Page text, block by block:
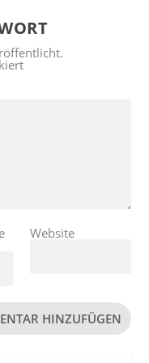
Website